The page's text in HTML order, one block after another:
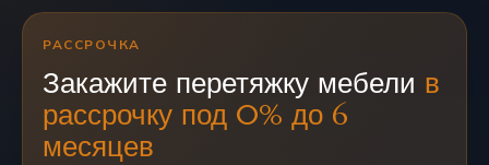
РАССРОЧКА
Закажите перетяжку мебели в
рассрочку под 0% до 6
месяцев